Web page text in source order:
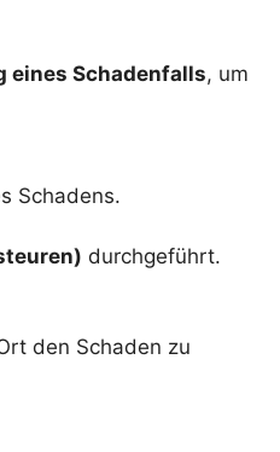
eines Schadenfalls, um
Schadens.
durchgeführt.
den Schaden zu